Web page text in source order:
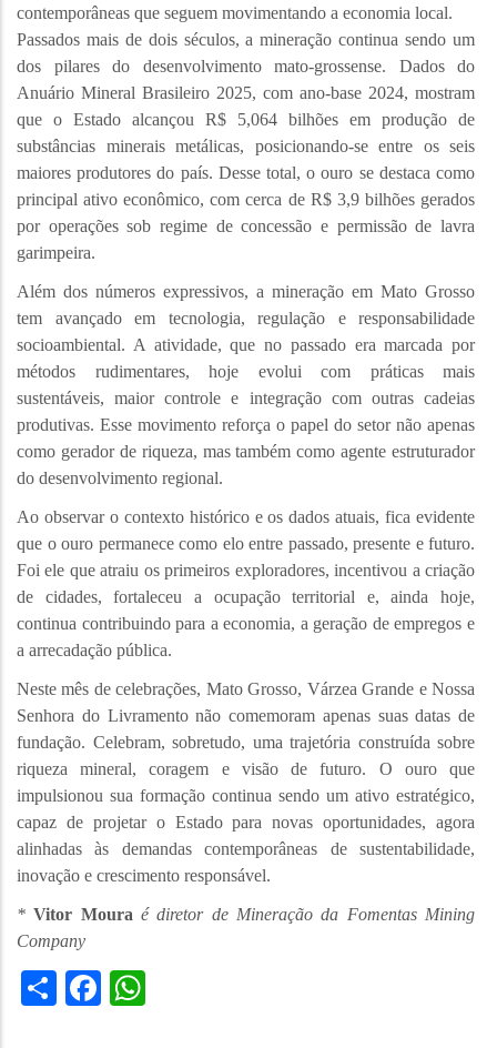
contemporâneas que seguem movimentando a economia local.
Passados mais de dois séculos, a mineração continua sendo um
dos pilares do desenvolvimento mato-grossense. Dados do
Anuário Mineral Brasileiro 2025, com ano-base 2024, mostram
que o Estado alcançou R$ 5,064 bilhões em produção de
substâncias minerais metálicas, posicionando-se entre os seis
maiores produtores do país. Desse total, o ouro se destaca como
principal ativo econômico, com cerca de R$ 3,9 bilhões gerados
por operações sob regime de concessão e permissão de lavra
garimpeira.
Além dos números expressivos, a mineração em Mato Grosso
tem avançado em tecnologia, regulação e responsabilidade
socioambiental. A atividade, que no passado era marcada por
métodos rudimentares, hoje evolui com práticas mais
sustentáveis, maior controle e integração com outras cadeias
produtivas. Esse movimento reforça o papel do setor não apenas
como gerador de riqueza, mas também como agente estruturador
do desenvolvimento regional.
Ao observar o contexto histórico e os dados atuais, fica evidente
que o ouro permanece como elo entre passado, presente e futuro.
Foi ele que atraiu os primeiros exploradores, incentivou a criação
de cidades, fortaleceu a ocupação territorial e, ainda hoje,
continua contribuindo para a economia, a geração de empregos e
a arrecadação pública.
Neste mês de celebrações, Mato Grosso, Várzea Grande e Nossa
Senhora do Livramento não comemoram apenas suas datas de
fundação. Celebram, sobretudo, uma trajetória construída sobre
riqueza mineral, coragem e visão de futuro. O ouro que
impulsionou sua formação continua sendo um ativo estratégico,
capaz de projetar o Estado para novas oportunidades, agora
alinhadas às demandas contemporâneas de sustentabilidade,
inovação e crescimento responsável.
*Vitor Moura é diretor de Mineração da Fomentas Mining
Company
ShareFacebook